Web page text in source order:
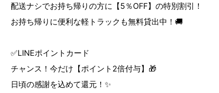
配送ナシでお持ち帰りの方に【5％OFF】の特別割引！
お持ち帰りに便利な軽トラックも無料貸出中！🚚
✅LINEポイントカード
チャンス！今だけ【ポイント2倍付与】🎁
日頃の感謝を込めて還元！✨